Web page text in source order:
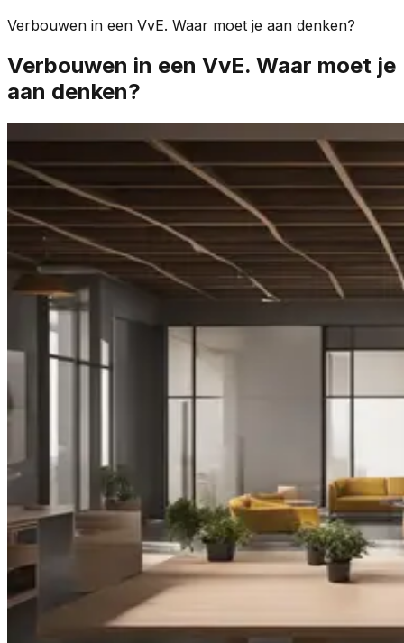
Verbouwen in een VvE. Waar moet je aan denken?
Verbouwen in een VvE. Waar moet je
aan denken?